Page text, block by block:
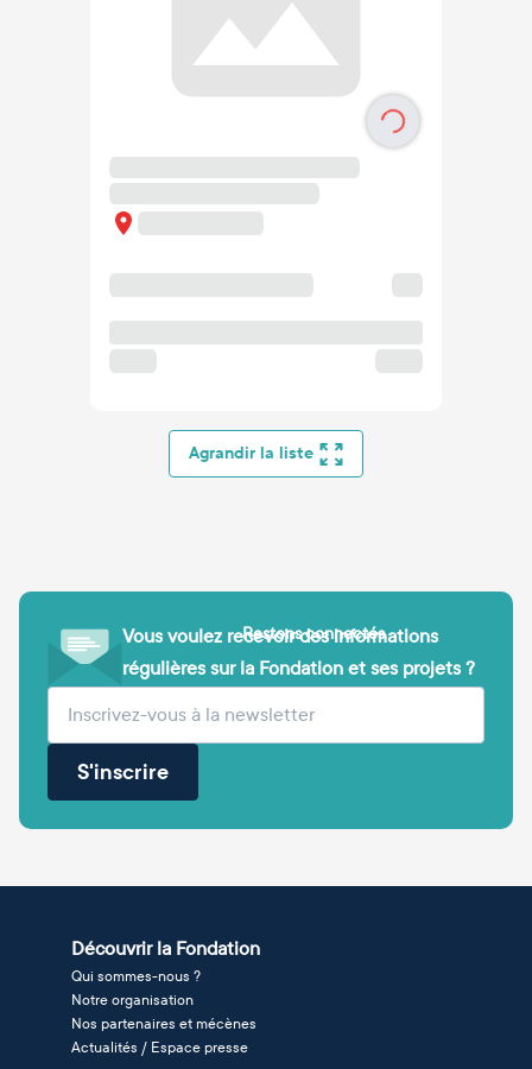
Agrandir la liste
Vous voulez recevoir des informations
régulières sur la Fondation et ses projets ?
Votre adresse e-mail (obligatoire)
S'inscrire
Restons connectés
Découvrir la Fondation
Qui sommes-nous ?
Notre organisation
Nos partenaires et mécènes
Actualités / Espace presse